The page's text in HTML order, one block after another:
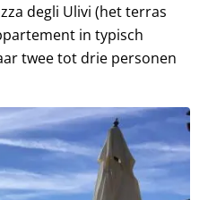
degli Ulivi (het terras
in typisch
twee tot drie personen